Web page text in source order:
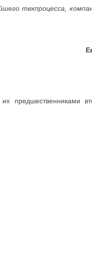
техпроцесса,
предшественниками